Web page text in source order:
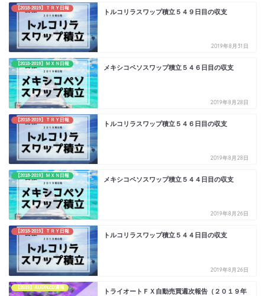
【2018-2019】ＴＲＹ日報
トルコリラスワップ積立５４９日目の収支
2019年8月31日
【2018-2019】ＭＸＮ日報
メキシコペソスワップ積立５４６日目の収支
2019年8月28日
【2018-2019】ＴＲＹ日報
トルコリラスワップ積立５４６日目の収支
2019年8月28日
【2018-2019】ＭＸＮ日報
メキシコペソスワップ積立５４４日目の収支
2019年8月26日
【2018-2019】ＴＲＹ日報
トルコリラスワップ積立５４４日目の収支
2019年8月26日
【2019】AUDNZD週報
トライオートＦＸ自動売買週次報告（２０１９年